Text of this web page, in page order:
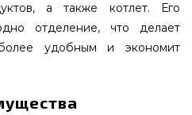
а также котлет. Его
отделение, что делает
удобным и экономит